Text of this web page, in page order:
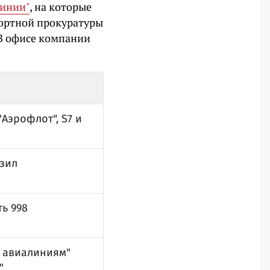
, на которые
прокуратуры
офисе компании
S7 и
998
авиалиниям"